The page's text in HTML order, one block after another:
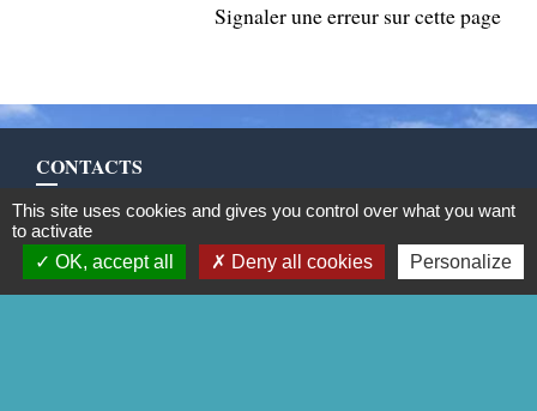
Signaler une erreur sur cette page
CONTACTS
Commune de Mittainville
5 rue de la Mairie
78125 Mittainville - FRANCE
+33 1 34 85 01 62
This site uses cookies and gives you control over what you want
to activate
OK, accept all
Deny all cookies Personalize